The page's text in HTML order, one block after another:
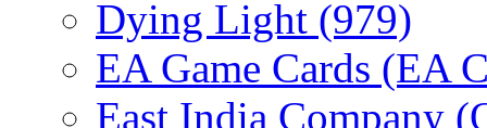
Dying Light (979)
EA Game Cards (EA
East India Company